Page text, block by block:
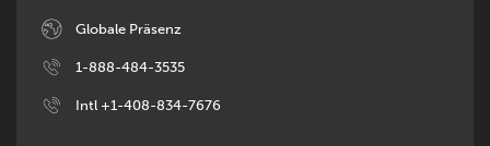
ImageGlobale Präsenz
Image1-888-484-3535
ImageIntl +1-408-834-7676